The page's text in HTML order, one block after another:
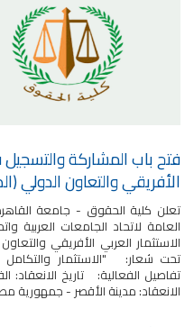
فتح باب المشاركة
الأفريقي والتعاون الدولي
تعلن كلية الحقوق - جامعة
العامة لاتحاد الجامعات العربية
الاستثمار العربي الأفريقي
تحت شعار: "الاستثمار والتكامل
الانعقاد: مدينة الأقصر - جمهورية